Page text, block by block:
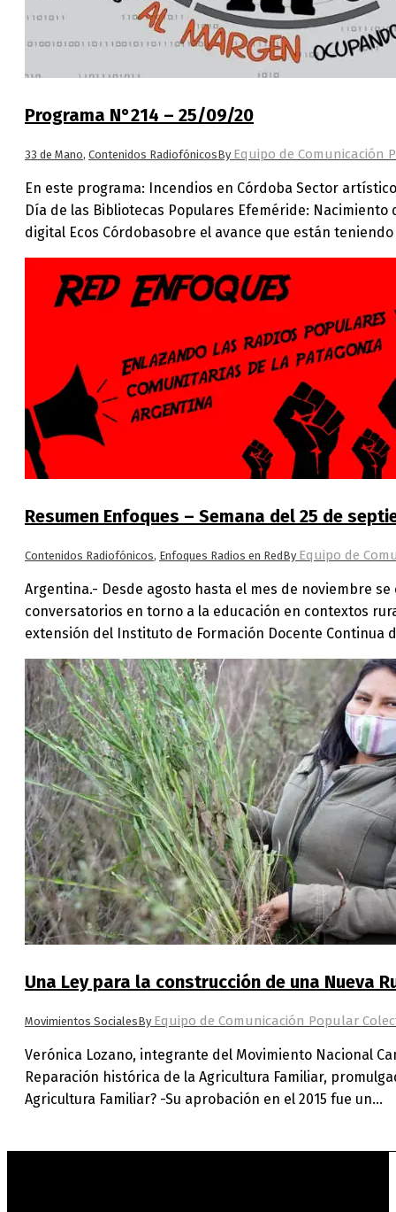
Programa N°214 – 25/09/20
33 de Mano, Contenidos RadiofónicosBy Equipo de Comunicación
En este programa: Incendios en Córdoba Sector
Día de las Bibliotecas Populares Efeméride:
digital Ecos Córdobasobre el avance que están
Resumen Enfoques – Semana del 25 de
Contenidos Radiofónicos, Enfoques Radios en RedBy Equipo de
Argentina.- Desde agosto hasta el mes de noviembre
conversatorios en torno a la educación en contextos
extensión del Instituto de Formación Docente Continua
Una Ley para la construcción de una Nueva
Movimientos SocialesBy Equipo de Comunicación Popular
Verónica Lozano, integrante del Movimiento Nacional
Reparación histórica de la Agricultura Familiar,
Agricultura Familiar? -Su aprobación en el 2015 fue un…